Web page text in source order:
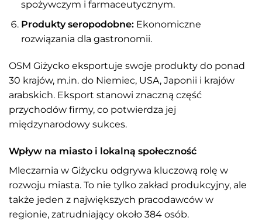
spożywczym i farmaceutycznym.
Produkty seropodobne:Ekonomiczne
rozwiązania dla gastronomii.
OSM Giżycko eksportuje swoje produkty do ponad
30 krajów, m.in. do Niemiec, USA, Japonii i krajów
arabskich. Eksport stanowi znaczną część
przychodów firmy, co potwierdza jej
międzynarodowy sukces.
Wpływ na miasto i lokalną społeczność
Mleczarnia w Giżycku odgrywa kluczową rolę w
rozwoju miasta. To nie tylko zakład produkcyjny, ale
także jeden z największych pracodawców w
regionie, zatrudniający około 384 osób.